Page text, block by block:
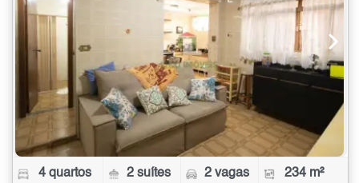
4 quartos 2 suítes 2 vagas 234 m²